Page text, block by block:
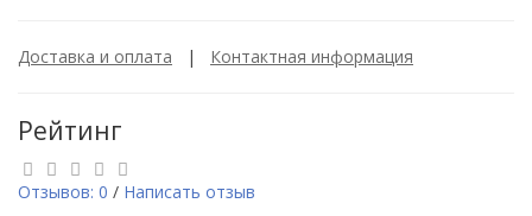
Доставка и оплата | Контактная информация
Рейтинг
Отзывов: 0 / Написать отзыв